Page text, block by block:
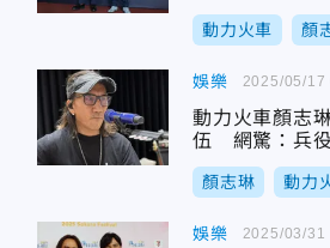
動力火車 顏
娛樂
動力火車顏志
伍 網驚：兵
顏志琳 動力
2025/05/17
娛樂 2025/03/31